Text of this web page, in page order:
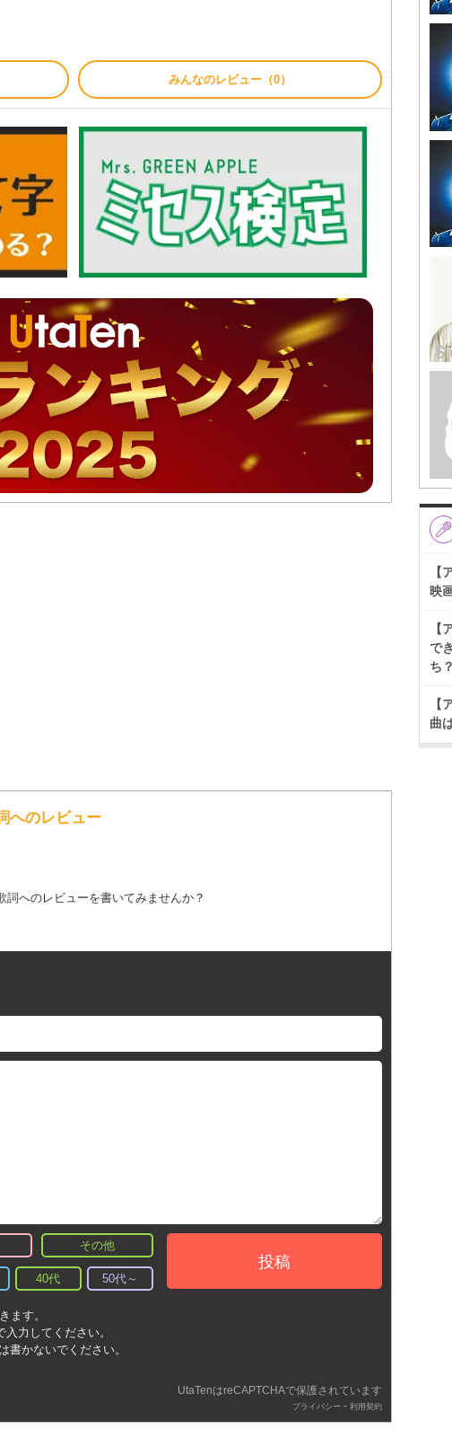
みんなのレビュー（0）
へのレビュー
詞へのレビューを書いてみませんか？
その他
40代 50代～
投稿
ます。
力してください。
かないでください。
UtaTenはreCAPTCHAで保護されています
プライバシー - 利用契約
【
映
【
で
ち？
【
曲